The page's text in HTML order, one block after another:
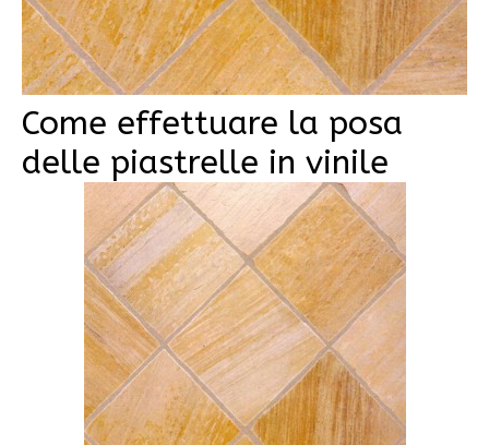
Come effettuare la posa
delle piastrelle in vinile